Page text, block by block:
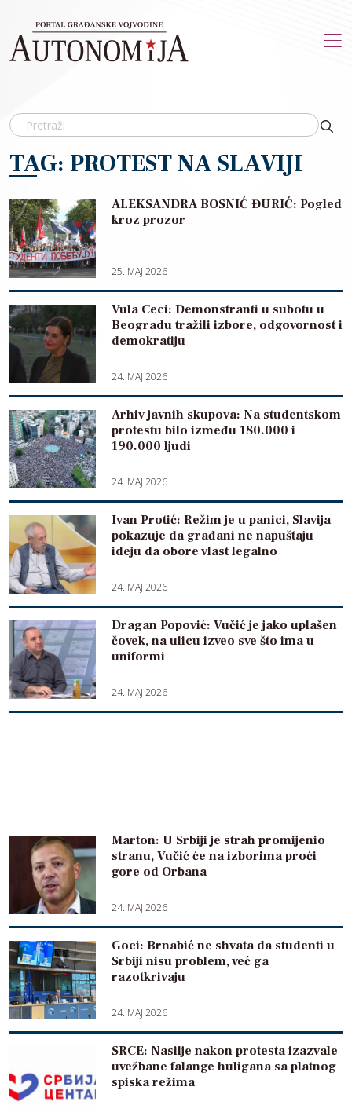
TAG: PROTEST NA SLAVIJI
ALEKSANDRA BOSNIĆ ĐURIĆ: Pogled
kroz prozor
25. MAJ 2026
Vula Ceci: Demonstranti u subotu u
Beogradu tražili izbore, odgovornost i
demokratiju
24. MAJ 2026
Arhiv javnih skupova: Na studentskom
protestu bilo između 180.000 i
190.000 ljudi
24. MAJ 2026
Ivan Protić: Režim je u panici, Slavija
pokazuje da građani ne napuštaju
ideju da obore vlast legalno
24. MAJ 2026
Dragan Popović: Vučić je jako uplašen
čovek, na ulicu izveo sve što ima u
uniformi
24. MAJ 2026
Marton: U Srbiji je strah promijenio
stranu, Vučić će na izborima proći
gore od Orbana
24. MAJ 2026
Goci: Brnabić ne shvata da studenti u
Srbiji nisu problem, već ga
razotkrivaju
24. MAJ 2026
SRCE: Nasilje nakon protesta izazvale
uvežbane falange huligana sa platnog
spiska režima